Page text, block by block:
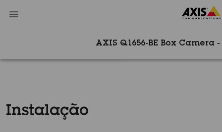
AXIS Q1656-BE Box
Instalação